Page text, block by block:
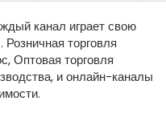
канал играет свою
торговля
Оптовая торговля
и онлайн-каналы